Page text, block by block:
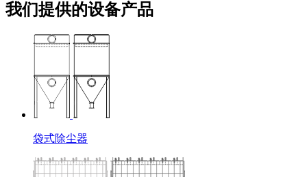
我们提供的设备产品
袋式除尘器